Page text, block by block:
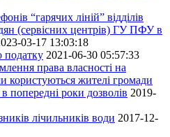
“гарячих ліній” відділів
(сервісних центрів) ГУ ПФУ в
03-17 13:03:18
податку 2021-06-30 05:57:33
права власності на
користуються жителі громади
попередні роки дозволів 2019-
лічильників води 2017-12-